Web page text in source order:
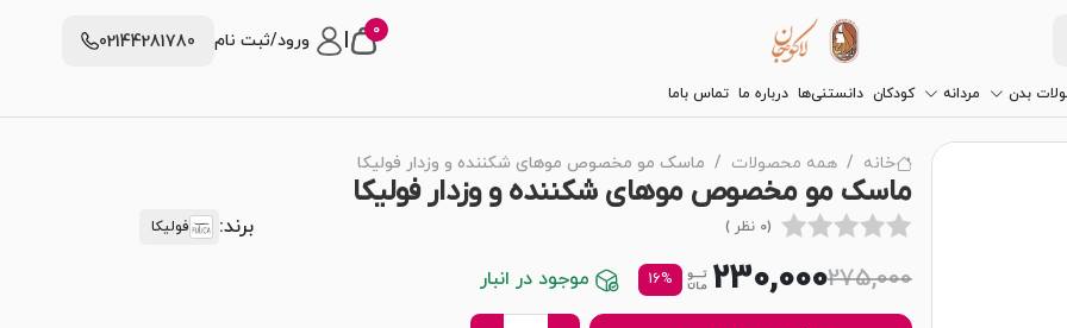
0 ورود/ثبت نام 02144281780
بدن مردانه کودکان دانستنی‌ها درباره ما تماس باما
خانه همه محصولات ماسک مو مخصوص موهای شکننده و وزدار فولیکا
ماسک مو مخصوص موهای شکننده و وزدار فولیکا
(0 نظر ) برند: فولیکا
275,000
230,000
16% موجود در انبار